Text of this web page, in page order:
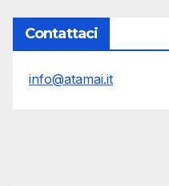
Contattaci
info@atamai.it